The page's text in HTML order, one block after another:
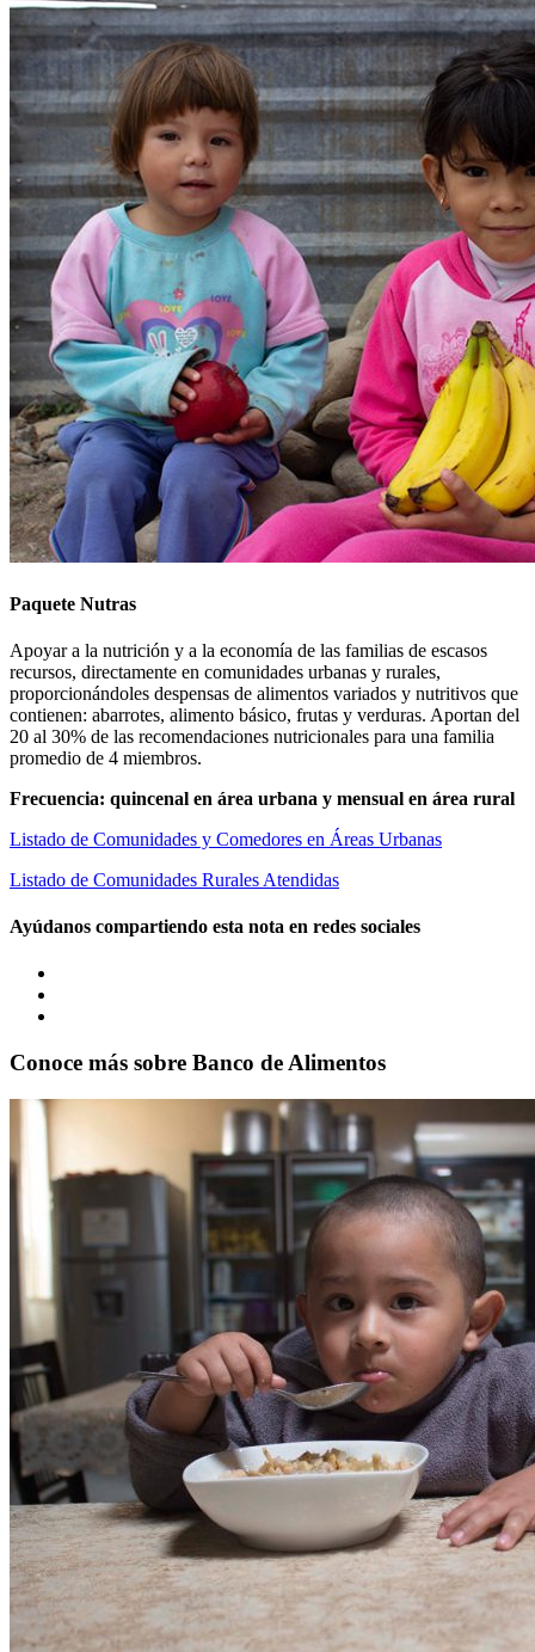
Paquete Nutras
Apoyar a la nutrición y a la economía de las familias de escasos
recursos, directamente en comunidades urbanas y rurales,
proporcionándoles despensas de alimentos variados y nutritivos que
contienen: abarrotes, alimento básico, frutas y verduras. Aportan del
20 al 30% de las recomendaciones nutricionales para una familia
promedio de 4 miembros.
Frecuencia: quincenal en área urbana y mensual en área rural
Listado de Comunidades y Comedores en Áreas Urbanas
Listado de Comunidades Rurales Atendidas
Ayúdanos compartiendo esta nota en redes sociales
Conoce más sobre Banco de Alimentos